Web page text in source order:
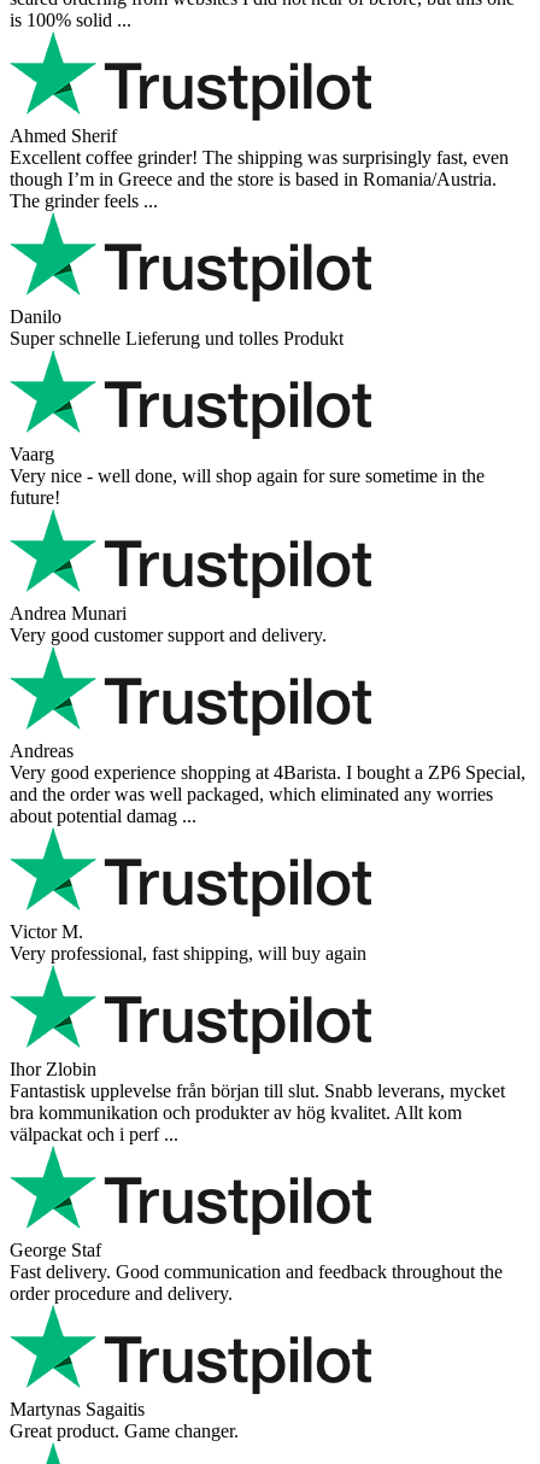
is 100% solid ...
Ahmed Sherif
Excellent coffee grinder! The shipping was surprisingly fast, even
though I’m in Greece and the store is based in Romania/Austria.
The grinder feels ...
Danilo
Super schnelle Lieferung und tolles Produkt
Vaarg
Very nice - well done, will shop again for sure sometime in the
future!
Andrea Munari
Very good customer support and delivery.
Andreas
Very good experience shopping at 4Barista. I bought a ZP6 Special,
and the order was well packaged, which eliminated any worries
about potential damag ...
Victor M.
Very professional, fast shipping, will buy again
Ihor Zlobin
Fantastisk upplevelse från början till slut. Snabb leverans, mycket
bra kommunikation och produkter av hög kvalitet. Allt kom
välpackat och i perf ...
George Staf
Fast delivery. Good communication and feedback throughout the
order procedure and delivery.
Martynas Sagaitis
Great product. Game changer.